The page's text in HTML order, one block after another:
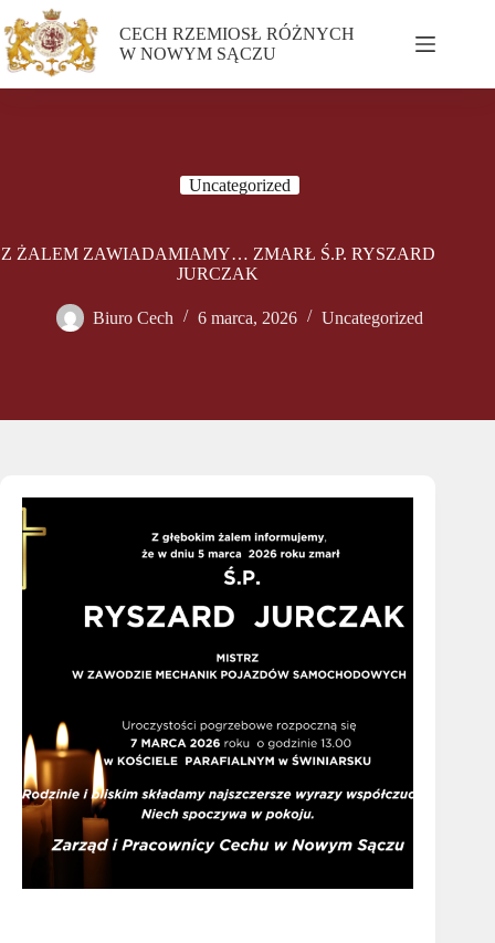
CECH RZEMIOSŁ RÓŻNYCH
W NOWYM SĄCZU
Uncategorized
Z ŻALEM ZAWIADAMIAMY… ZMARŁ Ś.P. RYSZARD
JURCZAK
Biuro Cech 6 marca, 2026 Uncategorized